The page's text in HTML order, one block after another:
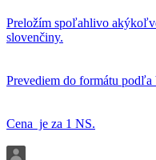
Preložím spoľahlivo
slovenčiny.
Prevediem do formátu podľa
Cena je za 1 NS.